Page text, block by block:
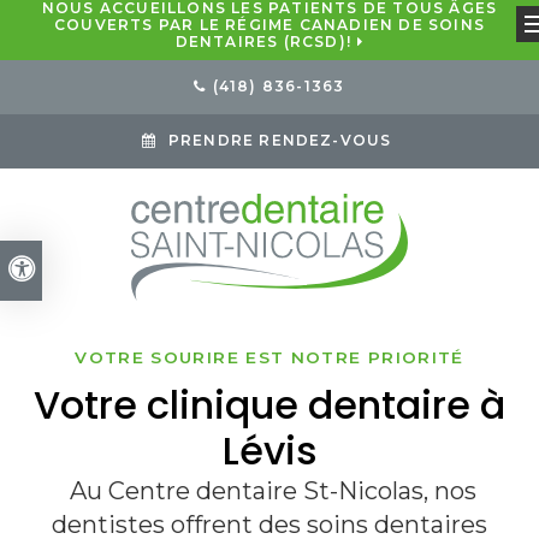
Version accessible
NOUS ACCUEILLONS LES PATIENTS DE TOUS ÂGES
COUVERTS PAR LE RÉGIME CANADIEN DE SOINS
DENTAIRES (RCSD)!
(418) 836-1363
PRENDRE RENDEZ-VOUS
BIENVENUE AUX NOUVEAUX PATIENTS
Nos dentistes proposent
des soins dentaires
complets pour toute la
VOTRE SOURIRE EST NOTRE PRIORITÉ
Votre clinique dentaire à
Lévis
Au Centre dentaire St-Nicolas, nos
dentistes offrent des soins dentaires
VOTRE SOURIRE EST NOTRE PRIORITÉ
Services dentaires
complets
Nos dentistes offrent une gamme
complète de services préventifs,